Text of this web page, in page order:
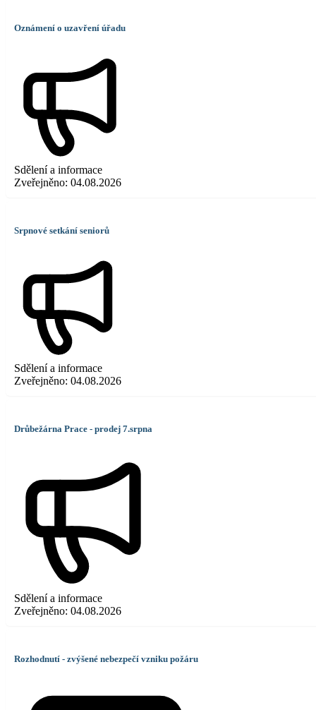
Oznámení o uzavření úřadu
Sdělení a informace
Zveřejněno: 04.08.2026
Srpnové setkání seniorů
Sdělení a informace
Zveřejněno: 04.08.2026
Drůbežárna Prace - prodej 7.srpna
Sdělení a informace
Zveřejněno: 04.08.2026
Rozhodnutí - zvýšené nebezpečí vzniku požáru